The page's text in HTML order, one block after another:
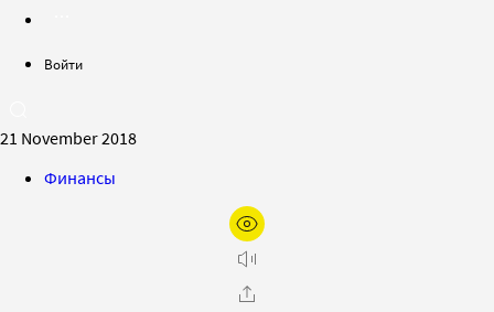
Войти
21 November 2018
Финансы